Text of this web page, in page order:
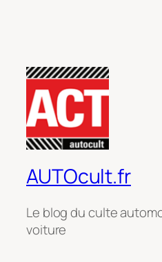
AUTOcult.fr
Le blog du culte
voiture